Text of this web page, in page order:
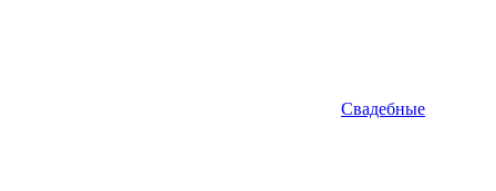
Свадебные